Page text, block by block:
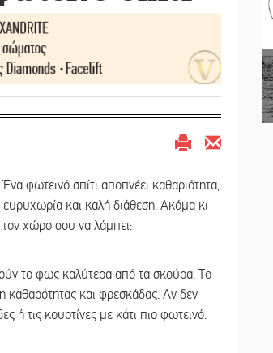
Ένα φωτεινό σπίτι αποπνέει καθαριότητα,
ευρυχωρία και καλή διάθεση. Ακόμα κι
τον χώρο σου να λάμπει:
το φως καλύτερα από τα σκούρα. Το
καθαρότητας και φρεσκάδας. Αν δεν
ή τις κουρτίνες με κάτι πιο φωτεινό.